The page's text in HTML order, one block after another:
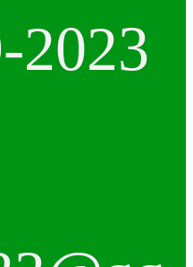
2023